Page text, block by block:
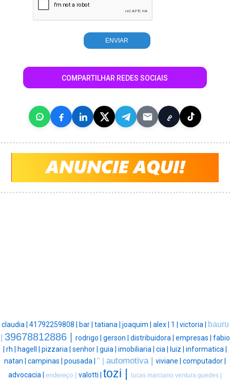
COMPARTILHAR REDES SOCIAIS
claudia | 41792259808 | bar | tatiana | joaquim | alex | 1 | victoria |
bauru
39678812886 | rodrigo | gerson | distribuidora | empresas | fabio
rh | hagell | pizzaria | senhor | guia | imobiliaria | cia | luiz | informatica |
natan | campinas | pousada | '' | automotiva | viviane | computador |
advocacia | endereço | valotti | tozi | lucas marciano ventura guedes |